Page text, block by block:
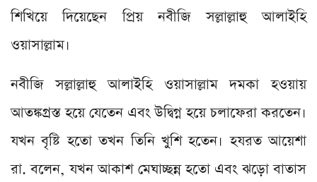
শিখিয়ে দিয়েছেন প্রিয় নবীজি সল্লাল্লাহু আলাইহি
ওয়াসাল্লাম।
নবীজি সল্লাল্লাহু আলাইহি ওয়াসাল্লাম দমকা হওয়ায়
আতঙ্কগ্রস্ত হয়ে যেতেন এবং উদ্বিগ্ন হয়ে চলাফেরা করতেন।
যখন বৃষ্টি হতো তখন তিনি খুশি হতেন। হযরত আয়েশা
রা. বলেন, যখন আকাশ মেঘাচ্ছন্ন হতো এবং ঝড়ো বাতাস